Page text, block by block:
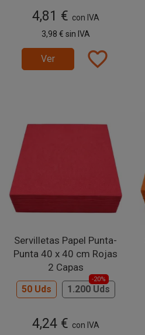
4,81 € con IVA
3,98 € sin IVA
Ver favorite_border
Servilletas Papel Punta-
Punta 40 x 40 cm Rojas
2 Capas
50 Uds 1.200 Uds
-20%
4,24 € con IVA